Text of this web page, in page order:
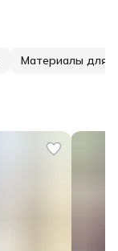
Материалы для